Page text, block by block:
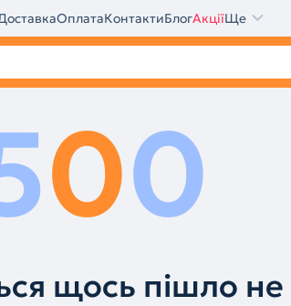
ОплатаКонтактиБлогАкціїЩе
00
щось пішло не